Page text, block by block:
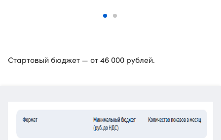
Стартовый бюджет — от 46 000 рублей.